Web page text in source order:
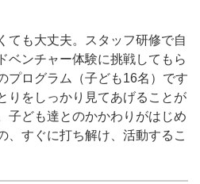
ても大丈夫。スタッフ研修で自
ベンチャー体験に挑戦してもら
プログラム（子ども16名）です
りをしっかり見てあげることが
子ども達とのかかわりがはじめ
、すぐに打ち解け、活動するこ